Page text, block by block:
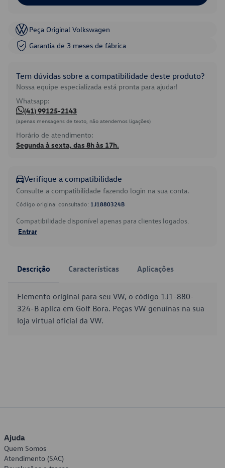
Peça Original Volkswagen
Garantia de 3 meses de fábrica
Tem dúvidas sobre a compatibilidade deste produto?
Nossa equipe especializada está pronta para ajudar!
Whatsapp:
(41) 99125-2143
(apenas mensagens de texto, não atendemos ligações)
Horário de atendimento:
Segunda à sexta, das 8h às 17h.
Verifique a compatibilidade
Consulte a compatibilidade fazendo login na sua conta.
Código original consultado: 1J1880324B
Compatibilidade disponível apenas para clientes logados.
Entrar
Descrição Características Aplicações
Elemento original para seu VW, o código 1J1-880-
324-B aplica em Golf Bora. Peças VW genuínas na sua
loja virtual oficial da VW.
Ajuda
Quem Somos
Atendimento (SAC)